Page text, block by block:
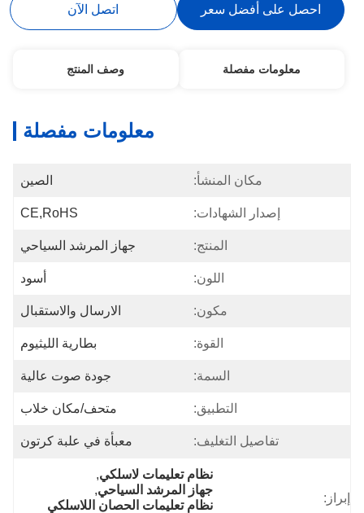
احصل على أفضل سعر اتصل الآن
معلومات مفصلة وصف المنتج
معلومات مفصلة
مكان المنشأ: الصين
إصدار الشهادات: CE,RoHS
المنتج: جهاز المرشد السياحي
اللون: أسود
مكون: الارسال والاستقبال
القوة: بطارية الليثيوم
السمة: جودة صوت عالية
التطبيق: متحف/مكان خلاب
تفاصيل التغليف: معبأة في علبة كرتون
إبراز:
نظام تعليمات لاسلكي,
جهاز المرشد السياحي,